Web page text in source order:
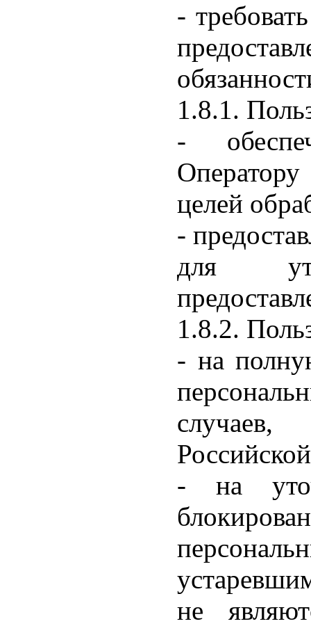
-
1.8.1.
-
целей
-
для
1.8.2.
- на
случаев,
- на
не